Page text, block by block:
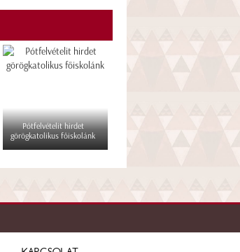
Pótfelvételit hirdet
görögkatolikus főiskolánk